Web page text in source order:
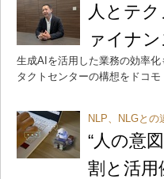
人とテ
ァイナ
生成AIを活用した業務の効率
タクトセンターの構想をドコ
NLP、NLGとの
“人の意
割と活用